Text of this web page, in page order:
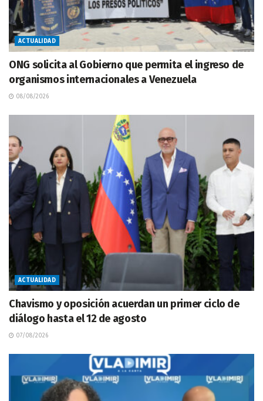
ACTUALIDAD
ONG solicita al Gobierno que permita el ingreso de
organismos internacionales a Venezuela
08/08/2026
ACTUALIDAD
Chavismo y oposición acuerdan un primer ciclo de
diálogo hasta el 12 de agosto
07/08/2026